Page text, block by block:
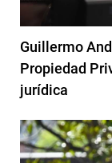
Guillermo
Propiedad
jurídica